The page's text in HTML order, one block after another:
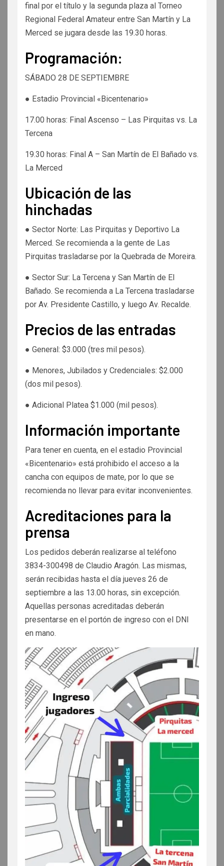
final por el título y la segunda plaza al Torneo
Regional Federal Amateur entre San Martín y La
Merced se jugara desde las 19.30 horas.
Programación:
SÁBADO 28 DE SEPTIEMBRE
● Estadio Provincial «Bicentenario»
17.00 horas: Final Ascenso – Las Pirquitas vs. La
Tercena
19.30 horas: Final A – San Martín de El Bañado vs.
La Merced
Ubicación de las
hinchadas
● Sector Norte: Las Pirquitas y Deportivo La
Merced. Se recomienda a la gente de Las
Pirquitas trasladarse por la Quebrada de Moreira.
● Sector Sur: La Tercena y San Martín de El
Bañado. Se recomienda a La Tercena trasladarse
por Av. Presidente Castillo, y luego Av. Recalde.
Precios de las entradas
● General: $3.000 (tres mil pesos).
● Menores, Jubilados y Credenciales: $2.000
(dos mil pesos).
● Adicional Platea $1.000 (mil pesos).
Información importante
Para tener en cuenta, en el estadio Provincial
«Bicentenario» está prohibido el acceso a la
cancha con equipos de mate, por lo que se
recomienda no llevar para evitar inconvenientes.
Acreditaciones para la
prensa
Los pedidos deberán realizarse al teléfono
3834-300498 de Claudio Aragón. Las mismas,
serán recibidas hasta el día jueves 26 de
septiembre a las 13.00 horas, sin excepción.
Aquellas personas acreditadas deberán
presentarse en el portón de ingreso con el DNI
en mano.